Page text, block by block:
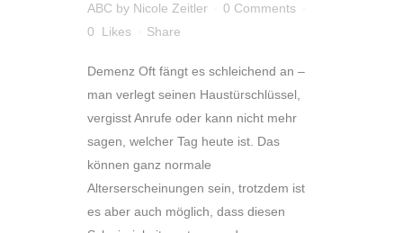
ABC by Nicole Zeitler
0 Comments
0
Likes Share
Demenz Oft fängt es schleichend an –
man verlegt seinen Haustürschlüssel,
vergisst Anrufe oder kann nicht mehr
sagen, welcher Tag heute ist. Das
können ganz normale
Alterserscheinungen sein, trotzdem ist
es aber auch möglich, dass diesen